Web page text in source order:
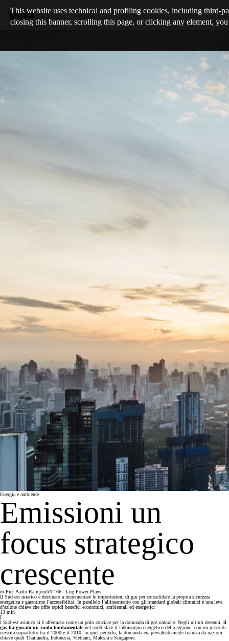
Energia e ambiente
Emissioni un
focus strategico
crescente
di Pier Paolo RaimondiN° 66 - Lng Power Plays
Il Sud-est asiatico è destinato a incrementare le importazioni di gas per consolidare la propria sicurezza
energetica e garantirne l’accessibilità. In parallelo l’allineamento con gli standard globali climatici è una leva
d’azione chiave che offre rapidi benefici economici, ambientali ed energetici
13 min
I
l Sud-est asiatico si è affermato come un polo cruciale per la domanda di gas naturale. Negli ultimi decenni, il
gas ha giocato un ruolo fondamentalenel soddisfare il fabbisogno energetico della regione, con un picco di
crescita soprattutto tra il 2000 e il 2010: in quel periodo, la domanda era prevalentemente trainata da nazioni
chiave quali Thailandia, Indonesia, Vietnam, Malesia e Singapore.
This website uses technical and profiling cookies, including third-
closing this banner, scrolling this page, or clicking any element,